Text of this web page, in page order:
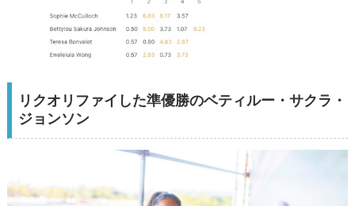
リクオリファイした準優勝のベティルー・サクラ・
ジョンソン